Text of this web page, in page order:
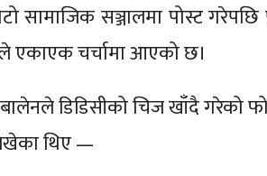
सामाजिक सञ्जालमा पोस्ट गरेपछि
एकाएक चर्चामा आएको छ।
बालेनले डिडिसीको चिज खाँदै गरेको
थिए —